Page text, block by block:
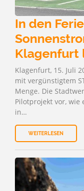
In den
Klagenfurt
Klagenfurt, 15. Juli
mit vergünstigtem
Menge. Die
Pilotprojekt vor, wie
in…
WEITERLESEN